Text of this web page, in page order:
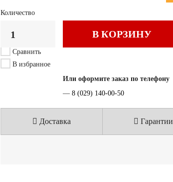
Количество
В КОРЗИНУ
Сравнить
В избранное
Или оформите заказ по телефону
— 8 (029) 140-00-50
Доставка Гарантии